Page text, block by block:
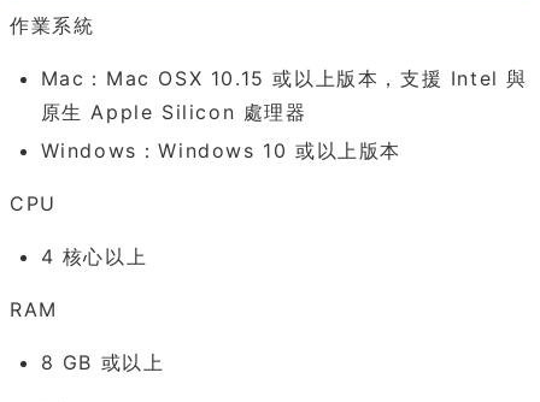
作業系統
Mac：Mac OSX 10.15 或以上版本，支援 Intel 與
原生 Apple Silicon 處理器
Windows：Windows 10 或以上版本
CPU
4 核心以上
RAM
8 GB 或以上